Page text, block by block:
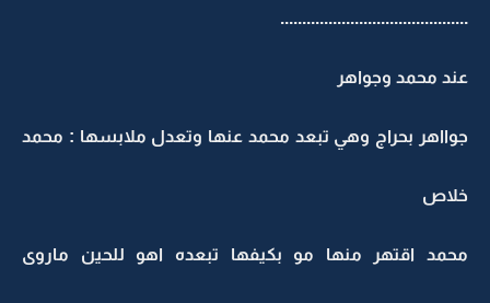
...........................................
عند محمد وجواهر
جوااهر بحراج وهي تبعد محمد عنها وتعدل ملابسها : محمد
خلاص
محمد اقتهر منها مو بكيفها تبعده اهو للحين ماروى